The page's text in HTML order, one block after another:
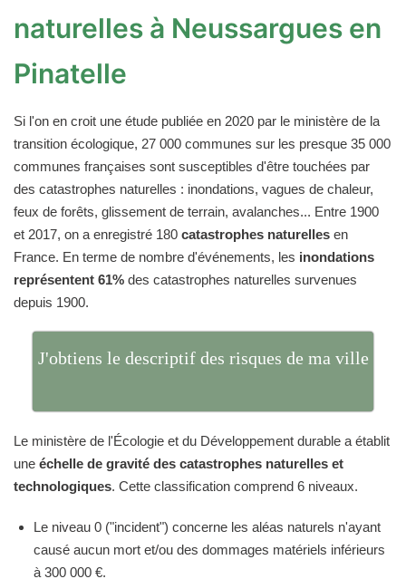
naturelles à Neussargues en
Pinatelle
Si l'on en croit une étude publiée en 2020 par le ministère de la
transition écologique, 27 000 communes sur les presque 35 000
communes françaises sont susceptibles d'être touchées par
des catastrophes naturelles : inondations, vagues de chaleur,
feux de forêts, glissement de terrain, avalanches... Entre 1900
et 2017, on a enregistré 180 catastrophes naturelles en
France. En terme de nombre d'événements, les inondations
représentent 61% des catastrophes naturelles survenues
depuis 1900.
J'obtiens le descriptif des risques de ma ville
Le ministère de l'Écologie et du Développement durable a établit
une échelle de gravité des catastrophes naturelles et
technologiques. Cette classification comprend 6 niveaux.
Le niveau 0 ("incident") concerne les aléas naturels n'ayant
causé aucun mort et/ou des dommages matériels inférieurs
à 300 000 €.